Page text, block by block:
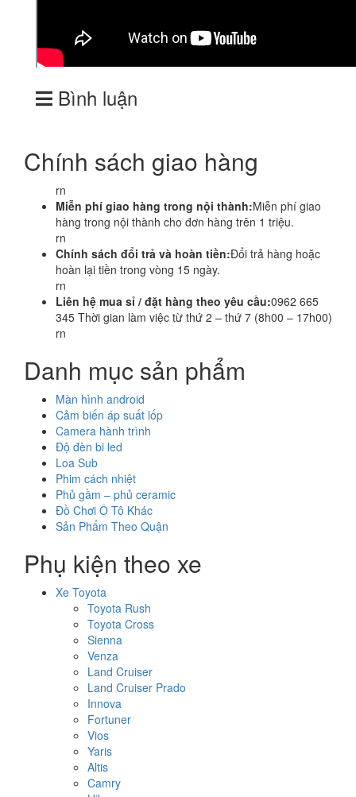
Bình luận
Chính sách giao hàng
rn
Miễn phí giao hàng trong nội thành:Miễn phí giao
hàng trong nội thành cho đơn hàng trên 1 triệu.
rn
Chính sách đổi trả và hoàn tiền:Đổi trả hàng hoặc
hoàn lại tiền trong vòng 15 ngày.
rn
Liên hệ mua sỉ / đặt hàng theo yêu cầu:0962 665
345 Thời gian làm việc từ thứ 2 – thứ 7 (8h00 – 17h00)
rn
Danh mục sản phẩm
Màn hình android
Cảm biến áp suất lốp
Camera hành trình
Độ đèn bi led
Loa Sub
Phim cách nhiệt
Phủ gầm – phủ ceramic
Đồ Chơi Ô Tô Khác
Sản Phẩm Theo Quận
Phụ kiện theo xe
Xe Toyota
Toyota Rush
Toyota Cross
Sienna
Venza
Land Cruiser
Land Cruiser Prado
Innova
Fortuner
Vios
Yaris
Altis
Camry